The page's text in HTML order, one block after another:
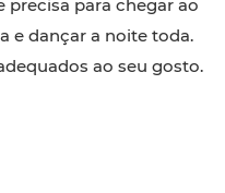
para chegar ao
e dançar a noite toda.
ao seu gosto.